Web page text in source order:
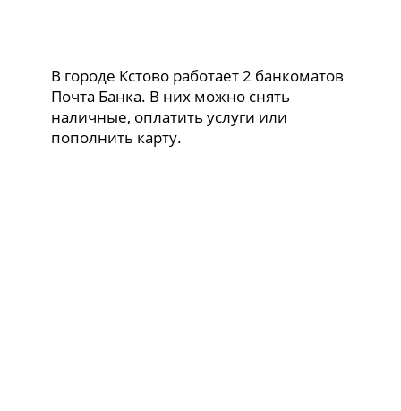
В городе Кстово работает 2 банкоматов
Почта Банка. В них можно снять
наличные, оплатить услуги или
пополнить карту.